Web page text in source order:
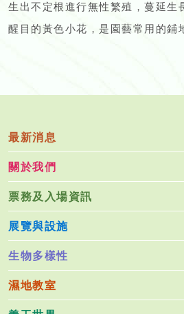
生出不定根進行無性繁殖，蔓延生
醒目的黃色小花，是園藝常用的鋪
最新消息
關於我們
票務及入場資訊
展覽與設施
生物多樣性
濕地教室